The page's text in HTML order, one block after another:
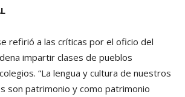
refirió a las críticas por el oficio del
impartir clases de pueblos
“La lengua y cultura de nuestros
son patrimonio y como patrimonio